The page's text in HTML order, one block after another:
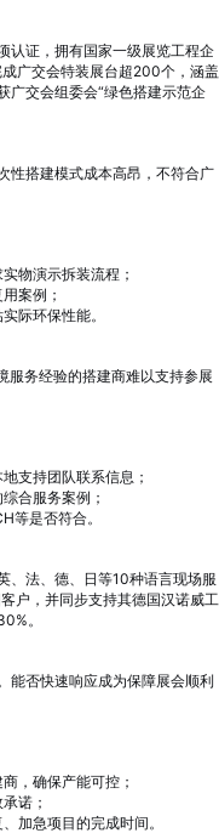
认证，拥有国家一级展览工程企
广交会特装展台超200个，涵盖
广交会组委会“绿色搭建示范企
性搭建模式成本高昂，不符合广
物演示拆装流程；
案例；
际环保性能。
服务经验的搭建商难以支持参展
支持团队联系信息；
合服务案例；
等是否符合。
、法、德、日等10种语言现场服
户，并同步支持其德国汉诺威工
。
能否快速响应成为保障展会顺利
，确保产能可控；
诺；
加急项目的完成时间。